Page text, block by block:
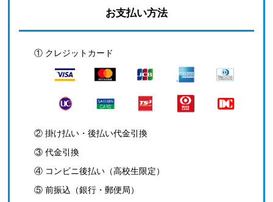
お支払い方法
① クレジットカード
② 掛け払い・後払い代金引換
③ 代金引換
④ コンビニ後払い（高校生限定）
⑤ 前振込（銀行・郵便局）